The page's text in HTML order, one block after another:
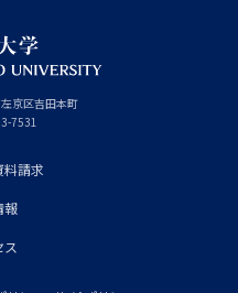
左京区吉田本町
7531
料請求
報
ス